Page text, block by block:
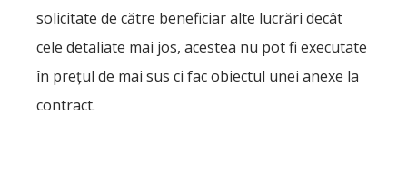
solicitate de către beneficiar alte lucrări decât
cele detaliate mai jos, acestea nu pot fi executate
în preţul de mai sus ci fac obiectul unei anexe la
contract.